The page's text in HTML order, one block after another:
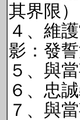
其界限）
４、維
影：發誓
５、與
６、忠
７、與